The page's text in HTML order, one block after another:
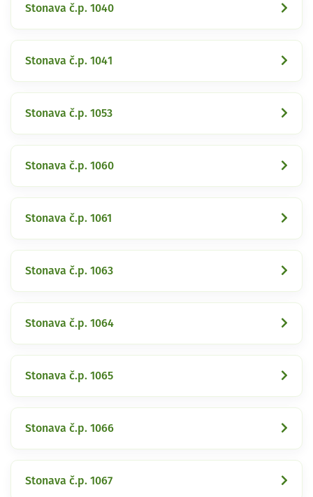
Stonava č.p. 1040
Stonava č.p. 1041
Stonava č.p. 1053
Stonava č.p. 1060
Stonava č.p. 1061
Stonava č.p. 1063
Stonava č.p. 1064
Stonava č.p. 1065
Stonava č.p. 1066
Stonava č.p. 1067